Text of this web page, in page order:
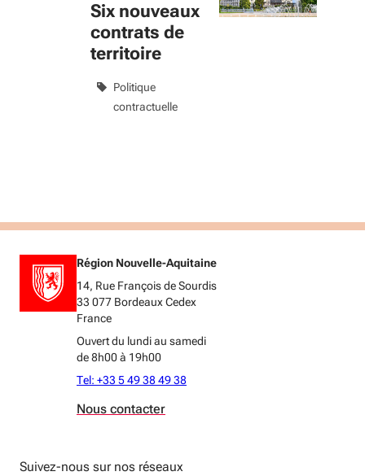
Six nouveaux
contrats de
territoire
Politique
contractuelle
Région Nouvelle-Aquitaine
14, Rue François de Sourdis
33 077 Bordeaux Cedex
France
Ouvert du lundi au samedi
de 8h00 à 19h00
Tel: +33 5 49 38 49 38
Nous contacter
Suivez-nous sur nos réseaux